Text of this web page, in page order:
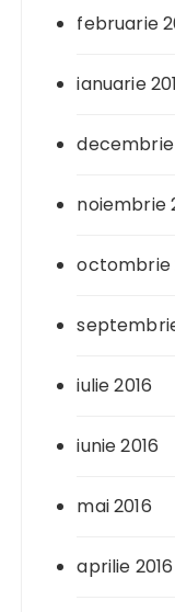
februarie
ianuarie
decembrie
noiembrie
octombrie
iulie 2016
iunie 2016
mai 2016
aprilie 2016